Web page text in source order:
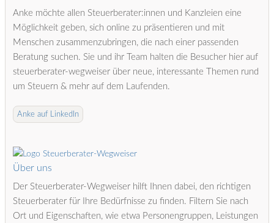
Anke möchte allen Steuerberater:innen und Kanzleien eine
Möglichkeit geben, sich online zu präsentieren und mit
Menschen zusammenzubringen, die nach einer passenden
Beratung suchen. Sie und ihr Team halten die Besucher hier auf
steuerberater-wegweiser über neue, interessante Themen rund
um Steuern & mehr auf dem Laufenden.
Anke auf LinkedIn
Über uns
Der Steuerberater-Wegweiser hilft Ihnen dabei, den richtigen
Steuerberater für Ihre Bedürfnisse zu finden. Filtern Sie nach
Ort und Eigenschaften, wie etwa Personengruppen, Leistungen